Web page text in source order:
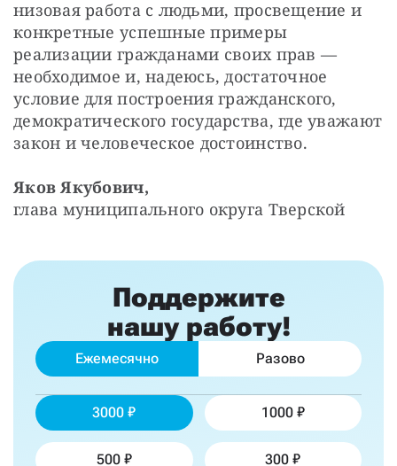
низовая работа с людьми, просвещение и
конкретные успешные примеры
реализации гражданами своих прав —
необходимое и, надеюсь, достаточное
условие для построения гражданского,
демократического государства, где уважают
закон и человеческое достоинство.
Яков Якубович,
глава муниципального округа Тверской
Поддержите
нашу работу!
Ежемесячно Разово
3000 1000
500 300